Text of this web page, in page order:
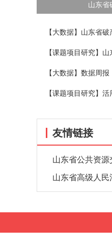
山东省
【大数据】山东省破
友情链接
山东省公共资源
山东省高级人民